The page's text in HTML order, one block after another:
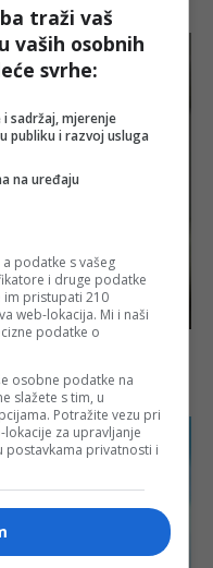
traži vaš
vaših osobnih
svrhe:
sadržaj, mjerenje
publiku i razvoj usluga
na uređaju
podatke s vašeg
i druge podatke
im pristupati 210
web-lokacija. Mi i naši
podatke o
osobne podatke na
slažete s tim, u
Potražite vezu pri
za upravljanje
postavkama privatnosti i